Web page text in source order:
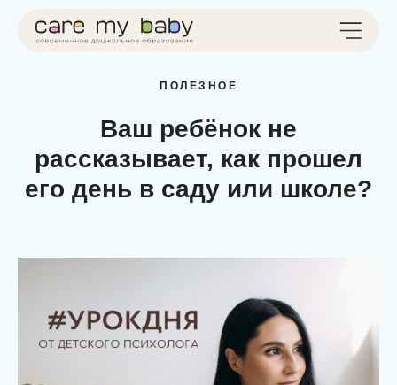
ПОЛЕЗНОЕ
Ваш ребёнок не
рассказывает, как прошел
его день в саду или школе?